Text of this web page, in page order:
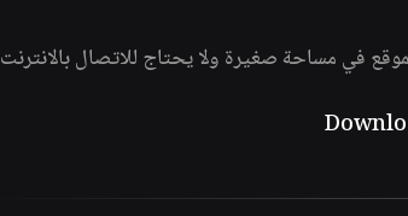
في مساحة صغيرة ولا يحتاج للاتصال بالانترنت